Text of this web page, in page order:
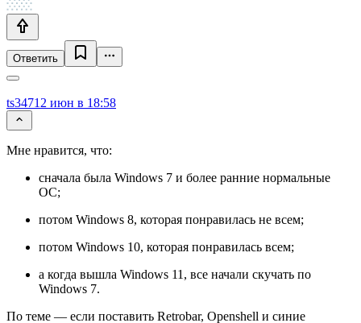
Ответить
ts34712 июн в 18:58
Мне нравится, что:
сначала была Windows 7 и более ранние нормальные
ОС;
потом Windows 8, которая понравилась не всем;
потом Windows 10, которая понравилась всем;
а когда вышла Windows 11, все начали скучать по
Windows 7.
По теме — если поставить Retrobar, Openshell и синие